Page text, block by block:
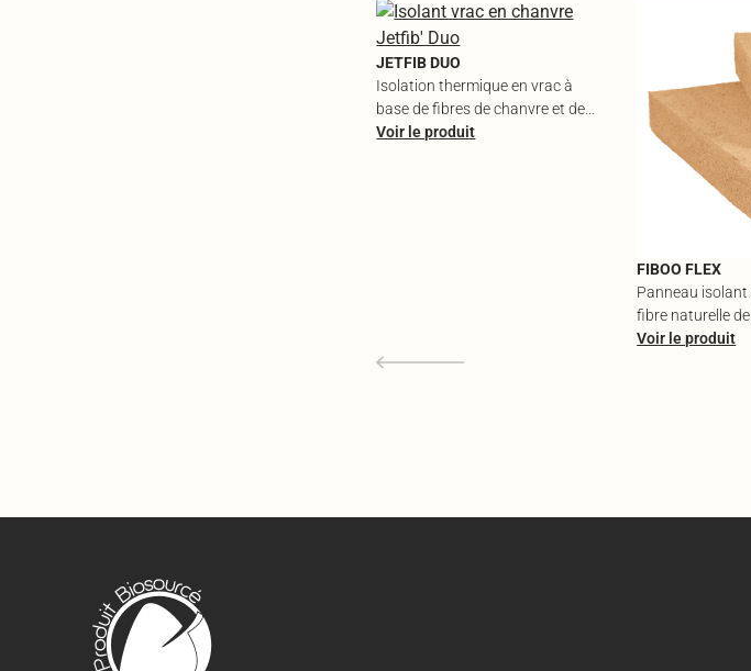
JETFIB DUO
Isolation thermique en vrac à
base de fibres de chanvre et de
textile recyclé
Voir le produit
FIBOO FLEX
Panneau isolant
fibre naturelle
Voir le produit